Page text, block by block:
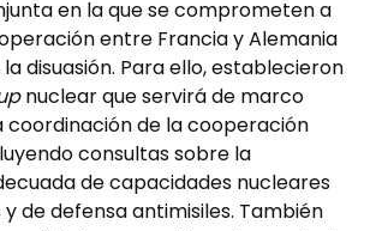
en la que se comprometen a
entre Francia y Alemania
disuasión. Para ello, establecieron
nuclear que servirá de marco
de la cooperación
consultas sobre la
de capacidades nucleares
de defensa antimisiles. También